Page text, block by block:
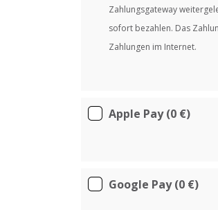
Zahlungsgateway
sofort bezahlen. Das
Zahlungen im Internet.
Apple Pay(0 €)
Google Pay(0 €)